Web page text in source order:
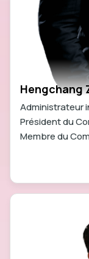
Hengchang
Administrateur
Président du
Membre du